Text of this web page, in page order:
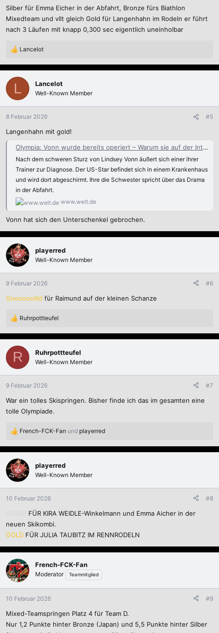
n
:
Silber für Emma Eicher in der Abfahrt, Bronze fürs Biathlon
Mixedteam und vllt gleich Gold für Langenhahn im Rodeln er führt
nach 3 Läufen mit knapp 0,300 sec eigentlich uneinholbar
R
a
k
i
o
n
n
Lancelot
L Lancelot
Well-Known Member
8 Februar 2026 #5
Langenhahn mit gold!
Olympia: Vonn wurde bereits operiert – Warum sie auf der Intensivstation liegt - WELT
Nach dem schweren Sturz von Lindsey Vonn äußert sich einer ihrer
Trainer zur Diagnose. Der US-Star befindet sich in einem Krankenhaus
und wird dort abgeschirmt. Ihre die Schwester spricht über das Drama
in der Abfahrt.
www.welt.de
Vonn hat sich den Unterschenkel gebrochen.
playerred
Well-Known Member
9 Februar 2026 #6
Goooooollld für Raimund auf der kleinen Schanze
R
a
k
i
o
n
n
:
Ruhrpottteufel
R Ruhrpottteufel
Well-Known Member
9 Februar 2026 #7
War ein tolles Skispringen. Bisher finde ich das im gesamten eine
tolle Olympiade.
R
a
k
t
i
o
n
:
French-FCK-Fan und playerred
playerred
Well-Known Member
10 Februar 2026 #8
FÜR KIRA WEIDLE-Winkelmann und Emma Aicher in der
neuen Skikombi.
GOLD FÜR JULIA TAUBITZ IM RENNRODELN
French-FCK-Fan
Moderator Teammitglied
10 Februar 2026 #9
Mixed-Teamspringen Platz 4 für Team D.
Nur 1,2 Punkte hinter Bronze (Japan) und 5,5 Punkte hinter Silber